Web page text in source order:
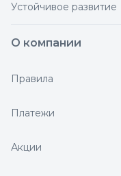
Устойчивое развитие
О компании
Правила
Платежи
Акции